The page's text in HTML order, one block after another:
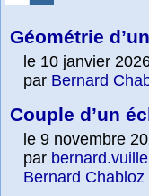
Géométrie
le 10 janvier
par Bernard
Couple d’un
le 9 novembre
par
Bernard Chabloz